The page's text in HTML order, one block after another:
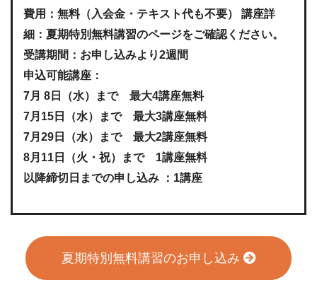
費用：無料（入会金・テキスト代も不要） 講座詳
細：夏期特別無料講習のページをご確認ください。
受講期間：お申し込みより2週間
申込可能講座：
7月 8日（水）まで 最大4講座無料
7月15日（水）まで 最大3講座無料
7月29日（水）まで 最大2講座無料
8月11日（火・祝）まで 1講座無料
以降締切日までの申し込み ：1講座
夏期特別無料講習のお申し込み